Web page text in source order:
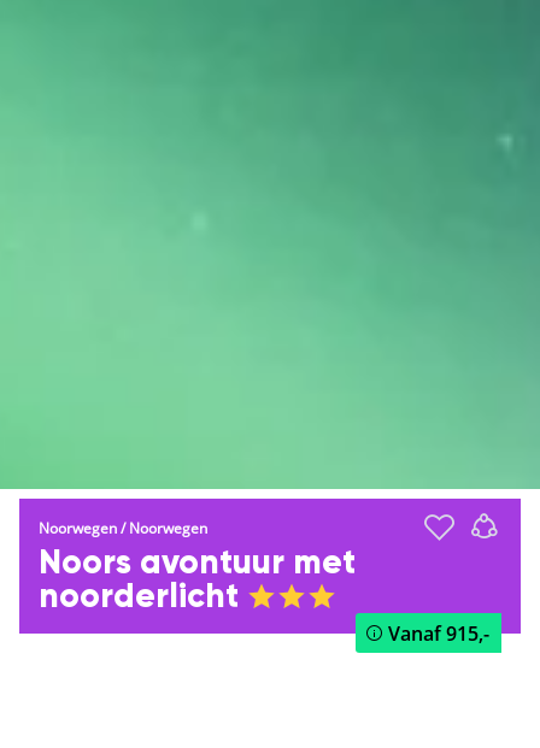
Noorwegen/Noorwegen
Noors avontuur met
noorderlicht
Vanaf915,-